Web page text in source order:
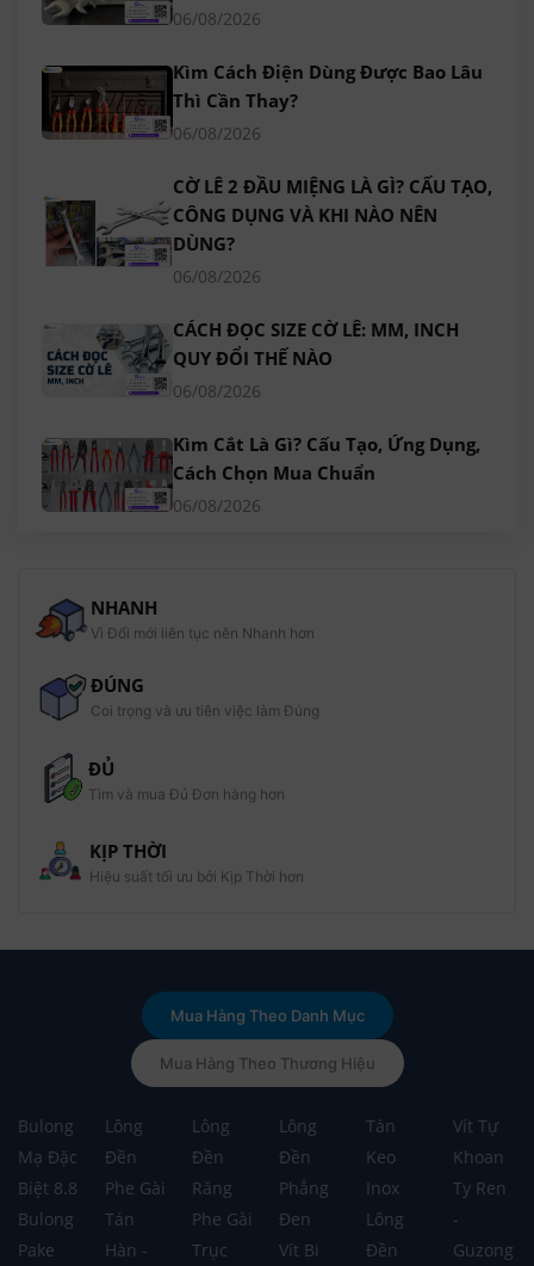
06/08/2026
Kìm Cách Điện Dùng Được Bao Lâu
Thì Cần Thay?
06/08/2026
CỜ LÊ 2 ĐẦU MIỆNG LÀ GÌ? CẤU TẠO,
CÔNG DỤNG VÀ KHI NÀO NÊN
DÙNG?
06/08/2026
CÁCH ĐỌC SIZE CỜ LÊ: MM, INCH
QUY ĐỔI THẾ NÀO
06/08/2026
Kìm Cắt Là Gì? Cấu Tạo, Ứng Dụng,
Cách Chọn Mua Chuẩn
06/08/2026
NHANH
Vì Đổi mới liên tục nên Nhanh hơn
ĐÚNG
Coi trọng và ưu tiên việc làm Đúng
ĐỦ
Tìm và mua Đủ Đơn hàng hơn
KỊP THỜI
Hiệu suất tối ưu bởi Kịp Thời hơn
Mua Hàng Theo Danh Mục
Mua Hàng Theo Thương Hiệu
Bulong
Mạ Đặc
Biệt 8.8
Bulong
Pake
Lông
Đền
Phe Gài
Tán
Hàn -
Lông
Đền
Răng
Phe Gài
Trục
Lông
Đền
Phẳng
Đen
Vít Bi
Tán
Keo
Inox
Lông
Đền
Vít Tự
Khoan
Ty Ren
-
Guzong